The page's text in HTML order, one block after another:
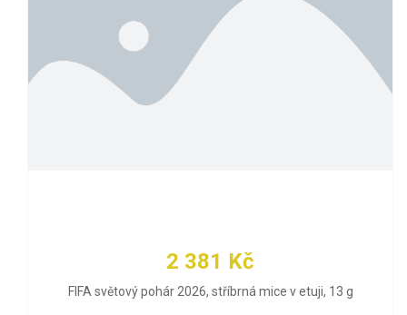
2 381 Kč
FIFA světový pohár 2026, stříbrná mice v etuji, 13 g